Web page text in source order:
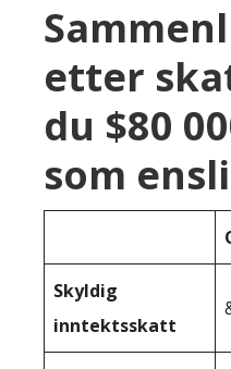
etter
du $80
som
Skyldig
inntektsskatt